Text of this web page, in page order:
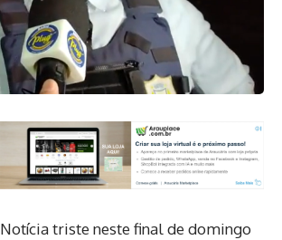
Notícia triste neste final de domingo